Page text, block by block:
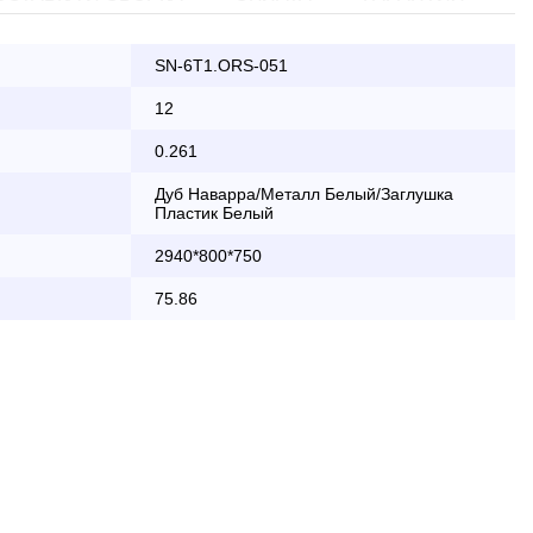
SN-6T1.ORS-051
12
0.261
Дуб Наварра/Металл Белый/Заглушка
Пластик Белый
2940*800*750
75.86
осуществляется в будние дни
с 8:30 до 18:00
заказа банковской картой